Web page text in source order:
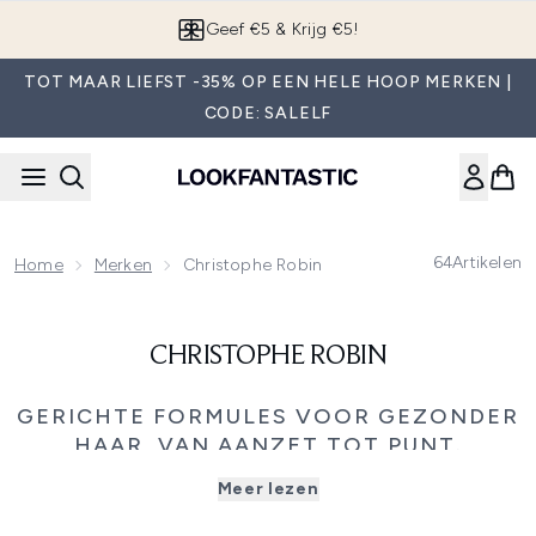
Geef €5 & Krijg €5!
TOT MAAR LIEFST -35% OP EEN HELE HOOP MERKEN |
CODE: SALELF
Home Merken Christophe Robin 64Artikelen
CHRISTOPHE ROBIN
GERICHTE FORMULES VOOR GEZONDER
HAAR, VAN AANZET TOT PUNT.
Robin luxueuze haarverzorgingsbehandelingen die het
Meer lezen